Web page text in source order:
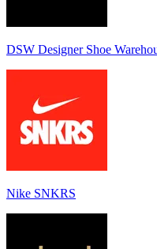
DSW Designer Shoe
Nike SNKRS